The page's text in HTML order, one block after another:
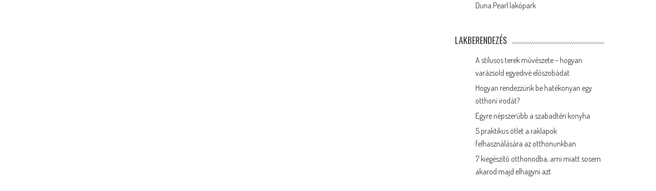
Duna Pearl lakópark
LAKBERENDEZÉS
A stílusos terek művészete – hogyan
varázsold egyedivé előszobádat
Hogyan rendezzünk be hatékonyan egy
otthoni irodát?
Egyre népszerűbb a szabadtéri konyha
5 praktikus ötlet a raklapok
felhasználására az otthonunkban
7 kiegészítő otthonodba, ami miatt sosem
akarod majd elhagyni azt